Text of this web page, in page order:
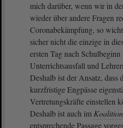
mich darüber, wenn wir in
wieder über andere Fragen
Coronabekämpfung, so
sicher nicht die einzige in
ersten Tag nach
Unterrichtsausfall und
Deshalb ist der Ansatz, dass
kurzfristige Engpässe
Vertretungskräfte einstellen
Deshalb ist auch im
entsprechende Passage